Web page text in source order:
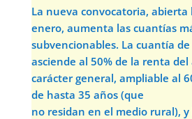
La nueva convocatoria, abierta
enero, aumenta las cuantías
subvencionables. La cuantía
asciende al 50% de la renta
carácter general, ampliable al
de hasta 35 años (que
no residan en el medio rural), y